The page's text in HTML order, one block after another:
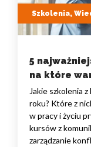
Szkolenia,
5
na które
Jakie szkolenia
roku? Które z
w pracy i życiu
kursów z
zarządzanie